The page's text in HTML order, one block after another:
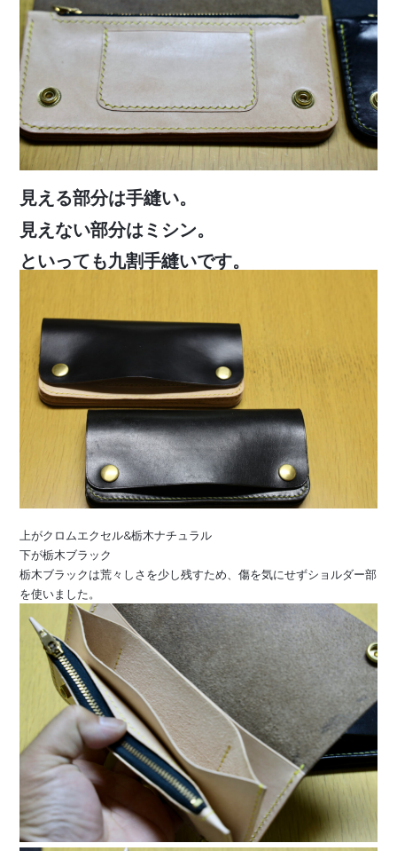
見える部分は手縫い。
見えない部分はミシン。
といっても九割手縫いです。
上がクロムエクセル&栃木ナチュラル
下が栃木ブラック
栃木ブラックは荒々しさを少し残すため、傷を気にせずショルダー部
を使いました。